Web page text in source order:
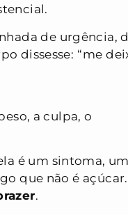
de urgência,
dissesse: “me
a culpa, o
é um sintoma,
que não é açúcar.
.